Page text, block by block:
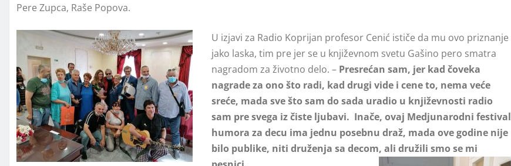
Pere Zupca, Raše Popova.
U izjavi za Radio Koprijan profesor Cenić ističe da mu ovo priznanje
jako laska, tim pre jer se u književnom svetu Gašino pero smatra
nagradom za životno delo. – Presrećan sam, jer kad čoveka
nagrade za ono što radi, kad drugi vide i cene to, nema veće
sreće, mada sve što sam do sada uradio u književnosti radio
sam pre svega iz čiste ljubavi. Inače, ovaj Medjunarodni festival
humora za decu ima jednu posebnu draž, mada ove godine nije
bilo publike, niti druženja sa decom, ali družili smo se mi